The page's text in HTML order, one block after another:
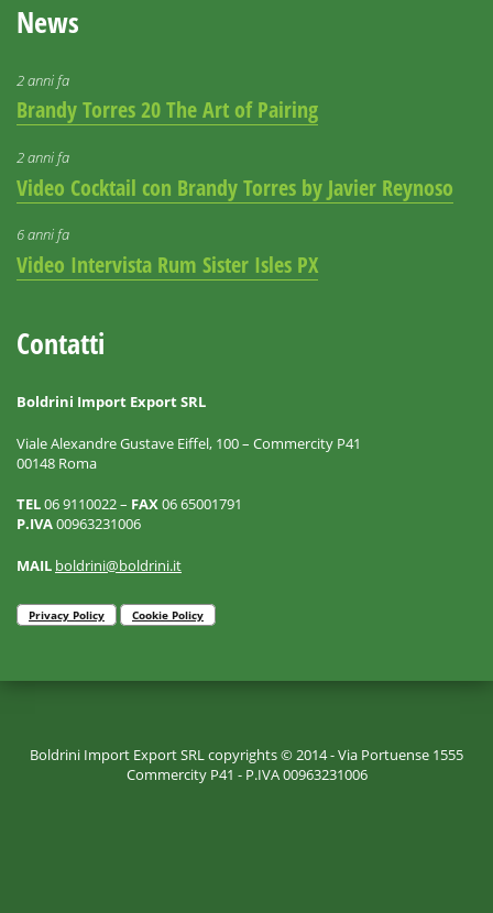
News
2 anni fa
Brandy Torres 20 The Art of Pairing
2 anni fa
Video Cocktail con Brandy Torres by Javier Reynoso
6 anni fa
Video Intervista Rum Sister Isles PX
Contatti
Boldrini Import Export SRL
Viale Alexandre Gustave Eiffel, 100 – Commercity P41
00148 Roma
TEL06 9110022 – FAX06 65001791
P.IVA00963231006
MAIL boldrini@boldrini.it
Privacy Policy Cookie Policy
Boldrini Import Export SRL copyrights © 2014 - Via Portuense 1555
Commercity P41 - P.IVA 00963231006